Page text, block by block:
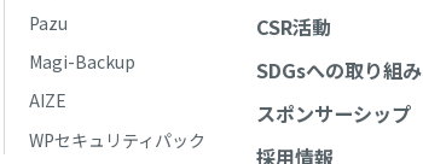
Pazu
Magi-Backup
AIZE
WPセキュリティパック
CSR活動
SDGsへの取り組み
スポンサーシップ
採用情報